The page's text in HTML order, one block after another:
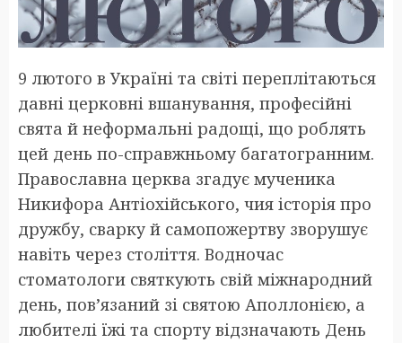
9 лютого в Україні та світі переплітаються
давні церковні вшанування, професійні
свята й неформальні радощі, що роблять
цей день по-справжньому багатогранним.
Православна церква згадує мученика
Никифора Антіохійського, чия історія про
дружбу, сварку й самопожертву зворушує
навіть через століття. Водночас
стоматологи святкують свій міжнародний
день, пов’язаний зі святою Аполлонією, а
любителі їжі та спорту відзначають День